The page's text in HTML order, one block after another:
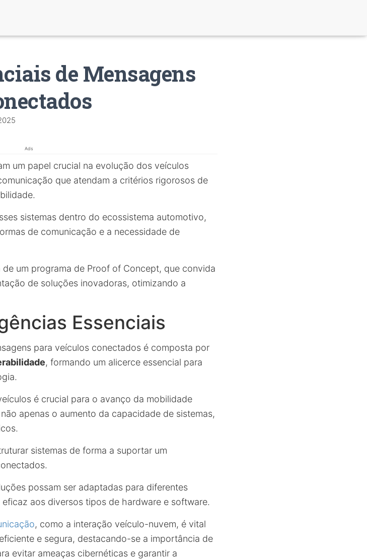
de Mensagens
Ads
um papel crucial na evolução dos veículos
que atendam a critérios rigorosos de
sistemas dentro do ecossistema automotivo,
de comunicação e a necessidade de
um programa de Proof of Concept, que convida
de soluções inovadoras, otimizando a
Essenciais
para veículos conectados é composta por
, formando um alicerce essencial para
é crucial para o avanço da mobilidade
apenas o aumento da capacidade de sistemas,
sistemas de forma a suportar um
possam ser adaptadas para diferentes
aos diversos tipos de hardware e software.
, como a interação veículo-nuvem, é vital
e segura, destacando-se a importância de
evitar ameaças cibernéticas e garantir a